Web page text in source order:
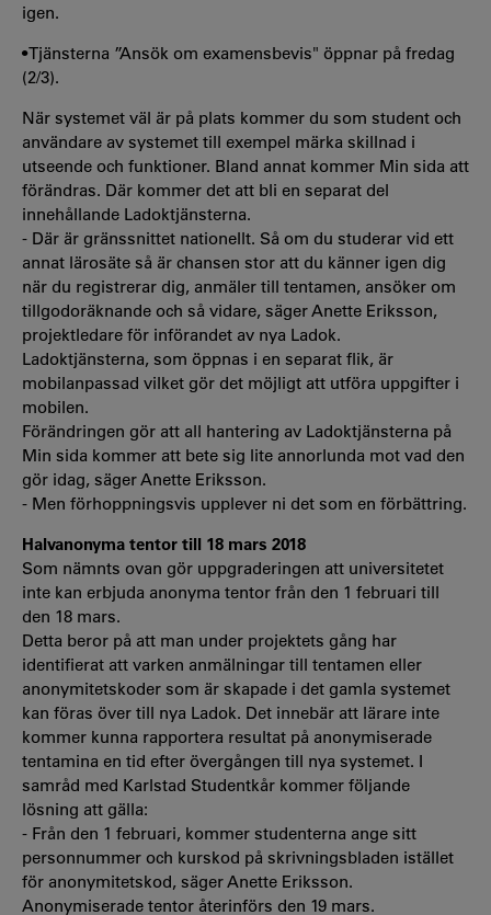
igen.
• Tjänsterna ”Ansök om examensbevis" öppnar på fredag
(2/3).
När systemet väl är på plats kommer du som student och
användare av systemet till exempel märka skillnad i
utseende och funktioner. Bland annat kommer Min sida att
förändras. Där kommer det att bli en separat del
innehållande Ladoktjänsterna.
- Där är gränssnittet nationellt. Så om du studerar vid ett
annat lärosäte så är chansen stor att du känner igen dig
när du registrerar dig, anmäler till tentamen, ansöker om
tillgodoräknande och så vidare, säger Anette Eriksson,
projektledare för införandet av nya Ladok.
Ladoktjänsterna, som öppnas i en separat flik, är
mobilanpassad vilket gör det möjligt att utföra uppgifter i
mobilen.
Förändringen gör att all hantering av Ladoktjänsterna på
Min sida kommer att bete sig lite annorlunda mot vad den
gör idag, säger Anette Eriksson.
- Men förhoppningsvis upplever ni det som en förbättring.
Halvanonyma tentor till 18 mars 2018
Som nämnts ovan gör uppgraderingen att universitetet
inte kan erbjuda anonyma tentor från den 1 februari till
den 18 mars.
Detta beror på att man under projektets gång har
identifierat att varken anmälningar till tentamen eller
anonymitetskoder som är skapade i det gamla systemet
kan föras över till nya Ladok. Det innebär att lärare inte
kommer kunna rapportera resultat på anonymiserade
tentamina en tid efter övergången till nya systemet. I
samråd med Karlstad Studentkår kommer följande
lösning att gälla:
- Från den 1 februari, kommer studenterna ange sitt
personnummer och kurskod på skrivningsbladen istället
för anonymitetskod, säger Anette Eriksson.
Anonymiserade tentor återinförs den 19 mars.